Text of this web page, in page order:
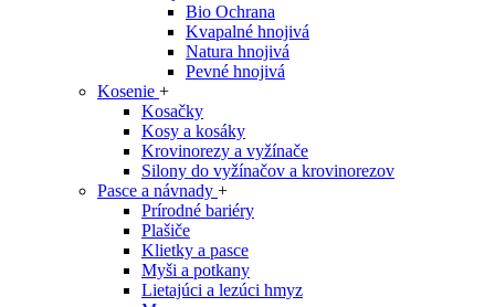
Bio Ochrana
Kvapalné hnojivá
Natura hnojivá
Pevné hnojivá
Kosenie +
Kosačky
Kosy a kosáky
Krovinorezy a vyžínače
Silony do vyžínačov a krovinorezov
Pasce a návnady +
Prírodné bariéry
Plašiče
Klietky a pasce
Myši a potkany
Lietajúci a lezúci hmyz